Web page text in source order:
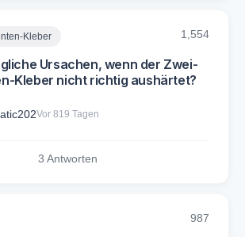
Kleber 1,554
Ursachen, wenn der Zwei-
Kleber nicht richtig aushärtet?
Vor 819 Tagen
3 Antworten
987